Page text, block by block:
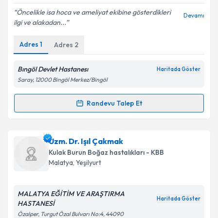
Kişisel verilerimin işlenmesine ilişkin
Metni'ni okudum ve kişisel verilerimin belirtilen
kapsamda işlenmesini kabul ediyorum.
Takvim Talebini Gönder
Öncelikle isa hoca ve ameliyat ekibine gösterdikleri
ilgi ve alakadan...
Devamı
Adres 1 Adres 2
Bıngöl Devlet Hastanesı Haritada Göster
Saray, 12000 Bingöl Merkez/Bingöl
Randevu Talep Et
Randevu Takvimi Talebi
Dr. İsa Azgıniçin randevu takvimi talebi oluşturun.
Size bu uzmandan randevu almanız için bir takvim
hazırlandığında e-posta ile bilgilendireceğiz.
Uzm. Dr. Işıl Çakmak
Kulak Burun Boğaz hastalıkları - KBB
Malatya, Yeşilyurt
MALATYA EĞİTİM VE ARAŞTIRMA
HASTANESİ
Haritada Göster
Özalper, Turgut Özal Bulvarı No:4, 44090